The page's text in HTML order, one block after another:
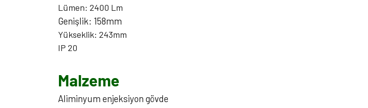
Lümen: 2400 Lm
Genişlik: 158mm
Yükseklik: 243mm
IP 20
Malzeme
Aliminyum enjeksiyon gövde